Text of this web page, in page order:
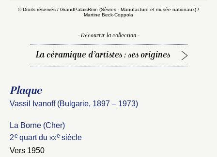
© Droits réservés / GrandPalaisRmn (Sèvres - Manufacture et musée nationaux) /
Martine Beck-Coppola
- Découvrir la collection -
La céramique d’artistes : ses origines
Plaque
Vassil Ivanoff (Bulgarie, 1897 – 1973)
La Borne (Cher)
2e quart du xxe siècle
Vers 1950
Choix du dossier où ajouter la
notice
Connexion